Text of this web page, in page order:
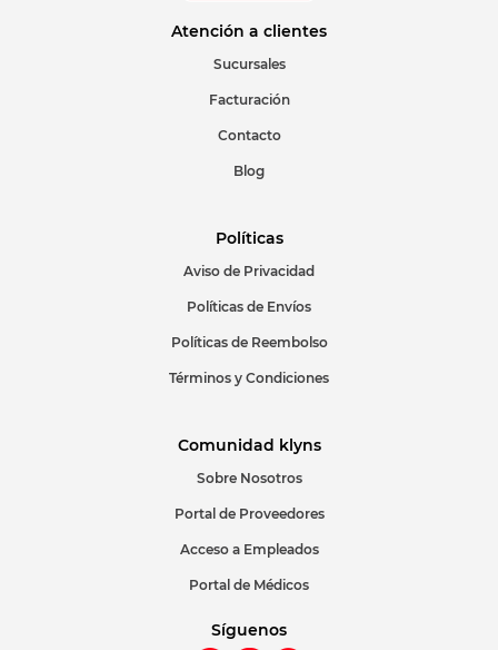
Correo electrónico
ENVIAR COMENTARIO
Atención a clientes
Sucursales
Facturación
Contacto
Blog
Políticas
Aviso de Privacidad
Políticas de Envíos
Políticas de Reembolso
Términos y Condiciones
Comunidad klyns
Sobre Nosotros
Portal de Proveedores
Acceso a Empleados
Portal de Médicos
Síguenos